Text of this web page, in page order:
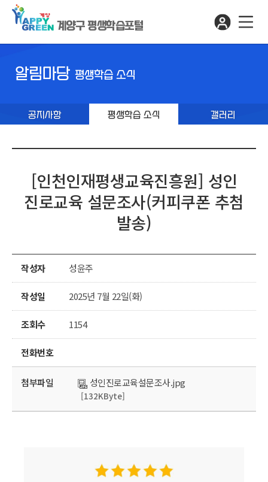
계양구 평생학습포털
알림마당 평생학습 소식
공지사항 평생학습 소식 갤러리
[인천인재평생교육진흥원] 성인
진로교육 설문조사(커피쿠폰 추첨
발송)
작성자 성윤주
작성일 2025년 7월 22일(화)
조회수 1154
전화번호
첨부파일 성인진로교육설문조사.jpg
[132KByte]